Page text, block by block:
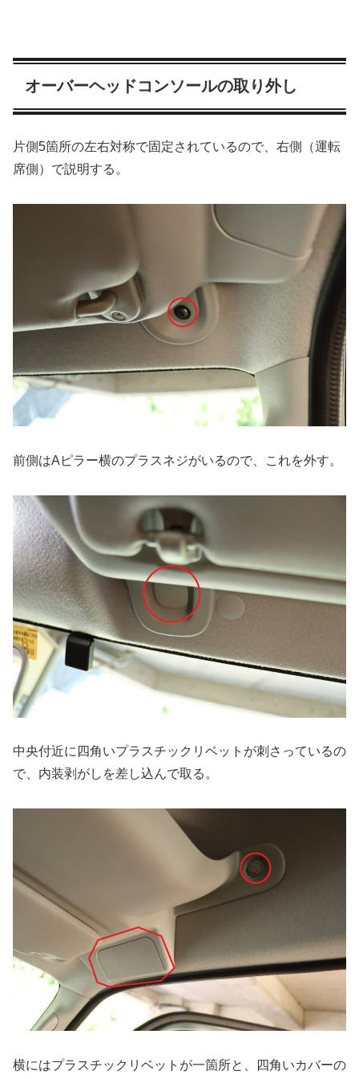
オーバーヘッドコンソールの取り外し
片側5箇所の左右対称で固定されているので、右側（運転
席側）で説明する。
前側はAピラー横のプラスネジがいるので、これを外す。
中央付近に四角いプラスチックリベットが刺さっているの
で、内装剥がしを差し込んで取る。
横にはプラスチックリベットが一箇所と、四角いカバーの